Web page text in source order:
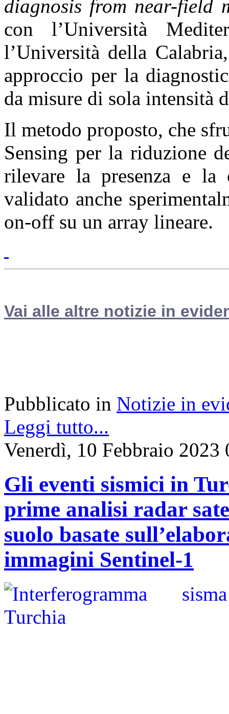
diagnosis from near-field
con l’Università
l’Università della
approccio per la
da misure di sola intensità
Il metodo proposto, che
Sensing per la riduzione
rilevare la presenza e la
validato anche
on-off su un array lineare.
Vai alle altre notizie in
Pubblicato in Notizie in
Leggi tutto...
Venerdì, 10 Febbraio 2023
Gli eventi sismici in
prime analisi radar
suolo basate
immagini Sentinel-1